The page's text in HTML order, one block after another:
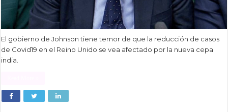
El gobierno de Johnson tiene temor de que la reducción de casos
de Covid19 en el Reino Unido se vea afectado por la nueva cepa
india.